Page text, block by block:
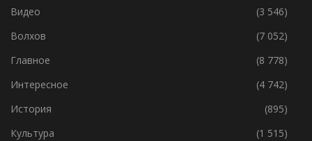
Видео
(3 546)
Волхов
(7 052)
Главное
(8 778)
Интересное
(4 742)
История
(895)
Культура
(1 515)